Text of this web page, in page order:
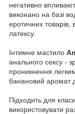
негативно
виконано на базі
еротичних
латексу.
Інтимне мастило
анального сексу -
проникнення
банановий аромат
Підходить для
використовувати